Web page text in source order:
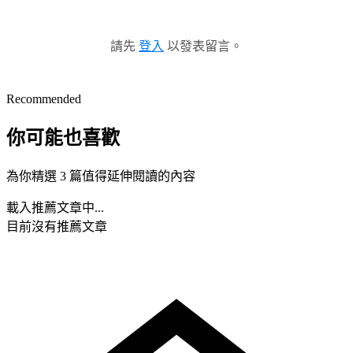
請先 登入 以發表留言。
Recommended
你可能也喜歡
為你精選 3 篇值得延伸閱讀的內容
載入推薦文章中...
目前沒有推薦文章